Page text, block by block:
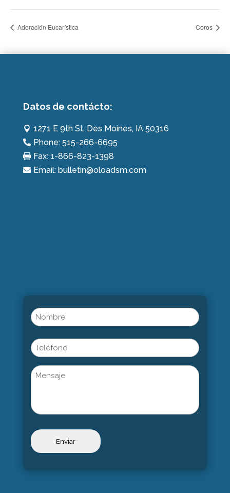
Adoración Eucarística Coros
Datos de contácto:
 1271 E 9th St. Des Moines, IA 50316
 Phone: 515-266-6695
 Fax: 1-866-823-1398
 Email: bulletin@oloadsm.com
Name
(Obligatorio)
Phone
Untitled